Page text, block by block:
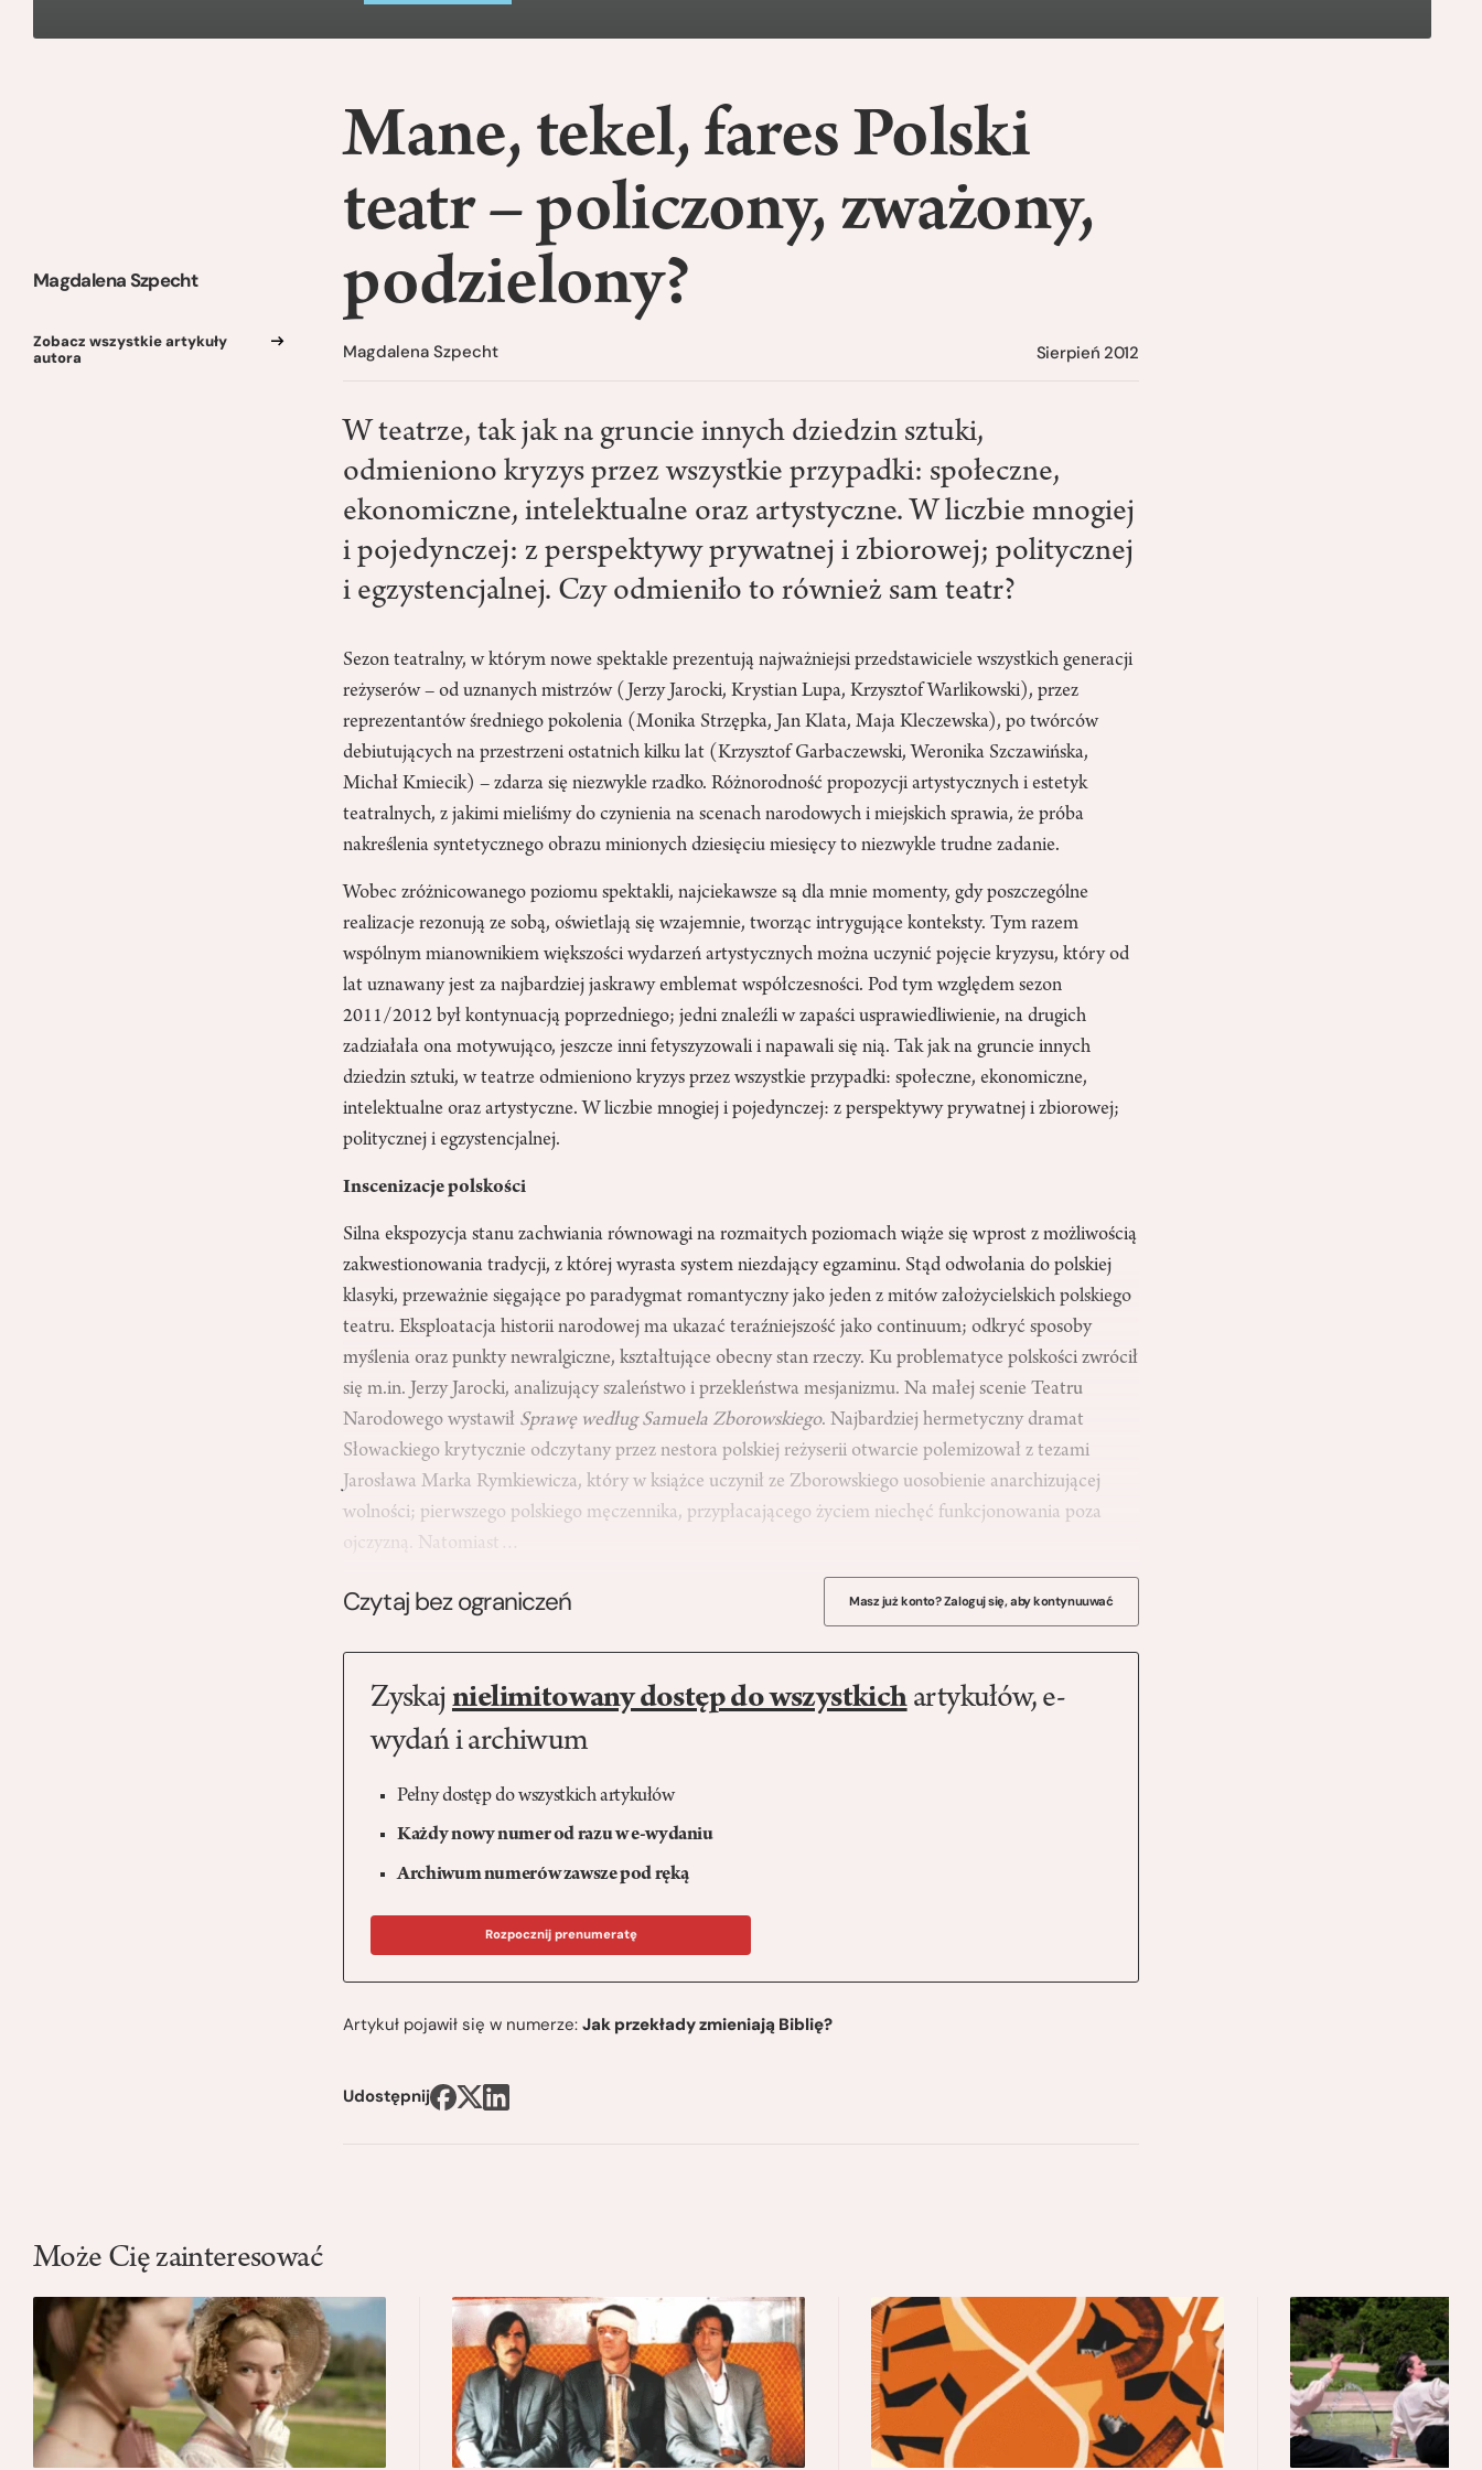
Magdalena Szpecht
Zobacz wszystkie artykuły
autora
Mane, tekel, fares Polski
teatr – policzony, zważony,
podzielony?
Magdalena Szpecht Sierpień 2012
W teatrze, tak jak na gruncie innych dziedzin sztuki,
odmieniono kryzys przez wszystkie przypadki: społeczne,
ekonomiczne, intelektualne oraz artystyczne. W liczbie mnogiej
i pojedynczej: z perspektywy prywatnej i zbiorowej; politycznej
i egzystencjalnej. Czy odmieniło to również sam teatr?
Sezon teatralny, w którym nowe spektakle prezentują najważniejsi przedstawiciele wszystkich generacji
reżyserów – od uznanych mistrzów (Jerzy Jarocki, Krystian Lupa, Krzysztof Warlikowski), przez
reprezentantów średniego pokolenia (Monika Strzępka, Jan Klata, Maja Kleczewska), po twórców
debiutujących na przestrzeni ostatnich kilku lat (Krzysztof Garbaczewski, Weronika Szczawińska,
Michał Kmiecik) – zdarza się niezwykle rzadko. Różnorodność propozycji artystycznych i estetyk
teatralnych, z jakimi mieliśmy do czynienia na scenach narodowych i miejskich sprawia, że próba
nakreślenia syntetycznego obrazu minionych dziesięciu miesięcy to niezwykle trudne zadanie.
Wobec zróżnicowanego poziomu spektakli, najciekawsze są dla mnie momenty, gdy poszczególne
realizacje rezonują ze sobą, oświetlają się wzajemnie, tworząc intrygujące konteksty. Tym razem
wspólnym mianownikiem większości wydarzeń artystycznych można uczynić pojęcie kryzysu, który od
lat uznawany jest za najbardziej jaskrawy emblemat współczesności. Pod tym względem sezon
2011/2012 był kontynuacją poprzedniego; jedni znaleźli w zapaści usprawiedliwienie, na drugich
zadziałała ona motywująco, jeszcze inni fetyszyzowali i napawali się nią. Tak jak na gruncie innych
dziedzin sztuki, w teatrze odmieniono kryzys przez wszystkie przypadki: społeczne, ekonomiczne,
intelektualne oraz artystyczne. W liczbie mnogiej i pojedynczej: z perspektywy prywatnej i zbiorowej;
politycznej i egzystencjalnej.
Inscenizacje polskości
Silna ekspozycja stanu zachwiania równowagi na rozmaitych poziomach wiąże się wprost z możliwością
zakwestionowania tradycji, z której wyrasta system niezdający egzaminu. Stąd odwołania do polskiej
klasyki, przeważnie sięgające po paradygmat romantyczny jako jeden z mitów założycielskich polskiego
teatru. Eksploatacja historii narodowej ma ukazać teraźniejszość jako continuum; odkryć sposoby
myślenia oraz punkty newralgiczne, kształtujące obecny stan rzeczy. Ku problematyce polskości zwrócił
się m.in. Jerzy Jarocki, analizujący szaleństwo i przekleństwa mesjanizmu. Na małej scenie Teatru
Narodowego wystawił Sprawę według Samuela Zborowskiego. Najbardziej hermetyczny dramat
Słowackiego krytycznie odczytany przez nestora polskiej reżyserii otwarcie polemizował z tezami
Jarosława Marka Rymkiewicza, który w książce uczynił ze Zborowskiego uosobienie anarchizującej
wolności; pierwszego polskiego męczennika, przypłacającego życiem niechęć funkcjonowania poza
ojczyzną. Natomiast…
Czytaj bez ograniczeń Masz już konto? Zaloguj się, aby kontynuuwać
Zyskaj nielimitowany dostęp do wszystkichartykułów, e-
wydań i archiwum
Pełny dostęp do wszystkich artykułów
Każdy nowy numer od razu w e-wydaniu
Archiwum numerów zawsze pod ręką
Rozpocznij prenumeratę
Artykuł pojawił się w numerze:Jak przekłady zmieniają Biblię?
Udostępnij
Może Cię zainteresować